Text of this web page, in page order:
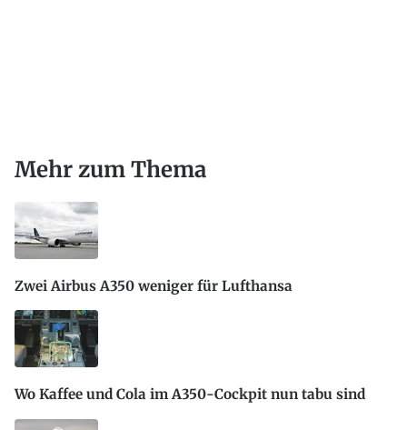
Mehr zum Thema
Zwei Airbus A350 weniger für Lufthansa
Wo Kaffee und Cola im A350-Cockpit nun tabu sind